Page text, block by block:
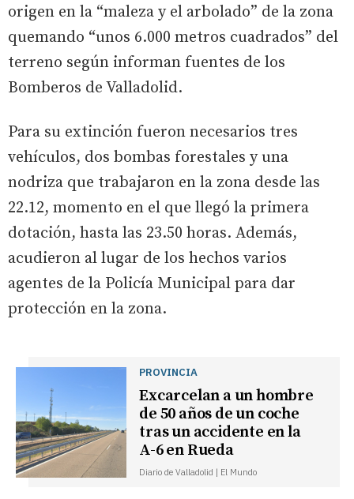
origen en la “maleza y el arbolado” de la zona
quemando “unos 6.000 metros cuadrados” del
terreno según informan fuentes de los
Bomberos de Valladolid.
Para su extinción fueron necesarios tres
vehículos, dos bombas forestales y una
nodriza que trabajaron en la zona desde las
22.12, momento en el que llegó la primera
dotación, hasta las 23.50 horas. Además,
acudieron al lugar de los hechos varios
agentes de la Policía Municipal para dar
protección en la zona.
PROVINCIA
Excarcelan a un hombre
de 50 años de un coche
tras un accidente en la
A-6 en Rueda
Diario de Valladolid | El Mundo